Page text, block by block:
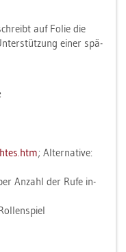
auf Folie die
einer spä­
; Al­ter­na­ti­ve:
An­zahl der Rufe in­